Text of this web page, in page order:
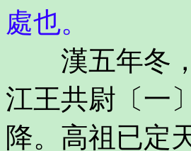
處也。
漢五年冬，
江王共尉〔一
降。高祖已定